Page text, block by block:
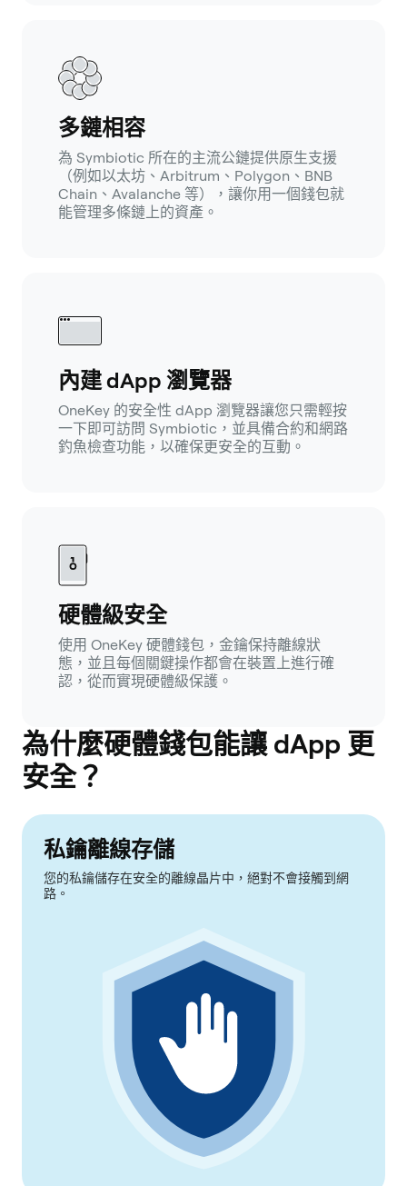
多鏈相容
為 Symbiotic 所在的主流公鏈提供原生支援
（例如以太坊、Arbitrum、Polygon、BNB
Chain、Avalanche 等），讓你用一個錢包就
能管理多條鏈上的資產。
內建 dApp 瀏覽器
OneKey 的安全性 dApp 瀏覽器讓您只需輕按
一下即可訪問 Symbiotic，並具備合約和網路
釣魚檢查功能，以確保更安全的互動。
硬體級安全
使用 OneKey 硬體錢包，金鑰保持離線狀
態，並且每個關鍵操作都會在裝置上進行確
認，從而實現硬體級保護。
為什麼硬體錢包能讓 dApp 更
安全？
私鑰離線存儲
您的私鑰儲存在安全的離線晶片中，絕對不會接觸到網
路。